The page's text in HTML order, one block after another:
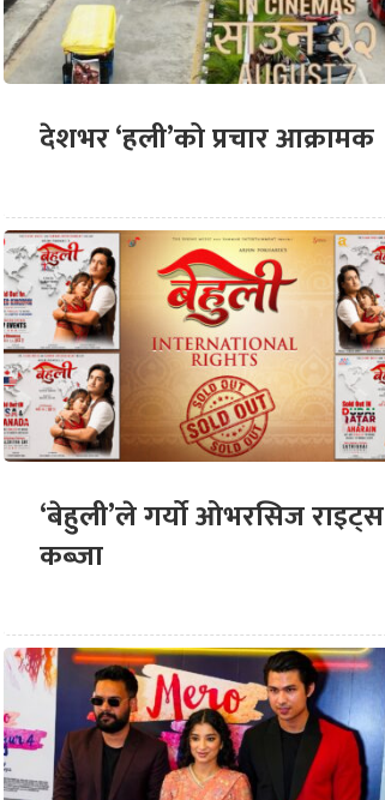
देशभर ‘हली’को प्रचार आक्रामक
‘बेहुली’ले गर्यो ओभरसिज राइट्स
कब्जा